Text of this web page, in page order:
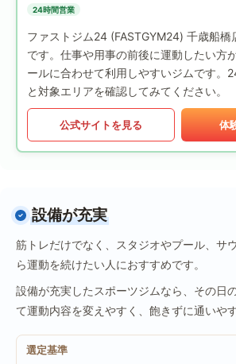
24時間営業
ファストジム24 (FASTGYM24) 千歳船
です。仕事や用事の前後に運動したい方
ールに合わせて利用しやすいジムです。
と対象エリアを確認してみてください。
公式サイトを見る 体
設備が充実
筋トレだけでなく、スタジオやプール、サ
ら運動を続けたい人におすすめです。
設備が充実したスポーツジムなら、その日
て運動内容を変えやすく、飽きずに通いや
選定基準